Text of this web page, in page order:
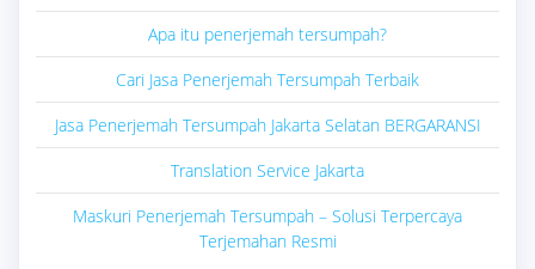
Apa itu penerjemah tersumpah?
Cari Jasa Penerjemah Tersumpah Terbaik
Jasa Penerjemah Tersumpah Jakarta Selatan BERGARANSI
Translation Service Jakarta
Maskuri Penerjemah Tersumpah – Solusi Terpercaya
Terjemahan Resmi